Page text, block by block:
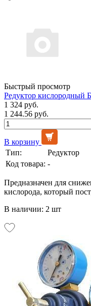
Быстрый просмотр
Редуктор
1 324 руб.
1 244.56 руб.
В корзину
Тип:
Редуктор
Код товара: -
Предназначен для
кислорода, который
В наличии: 2 шт